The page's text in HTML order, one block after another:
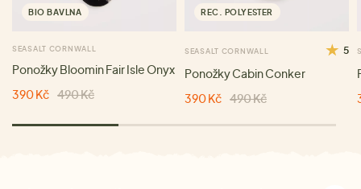
BIO BAVLNA
SEASALT CORNWALL
Ponožky Bloomin Fair Isle Onyx
390 Kč 490 Kč
REC. POLYESTER
SEASALT CORNWALL 5
Ponožky Cabin Conker
390 Kč 490 Kč